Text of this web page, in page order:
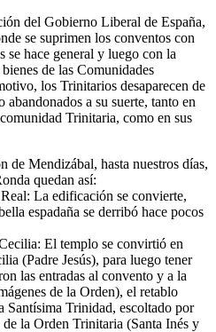
del Gobierno Liberal de España,
se suprimen los conventos con
se hace general y luego con la
de las Comunidades
los Trinitarios desaparecen de
a su suerte, tanto en
Trinitaria, como en sus
de Mendizábal, hasta nuestros días,
quedan así:
La edificación se convierte,
espadaña se derribó hace pocos
El templo se convirtió en
(Padre Jesús), para luego tener
las entradas al convento y a la
de la Orden), el retablo
Santísima Trinidad, escoltado por
la Orden Trinitaria (Santa Inés y